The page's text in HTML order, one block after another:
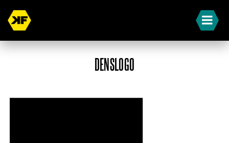
DENSLOGO